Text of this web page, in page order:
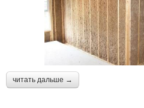
читать дальше →